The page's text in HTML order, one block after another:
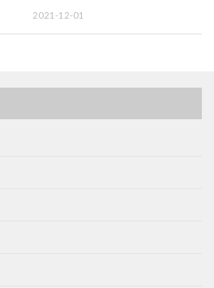
2021-12-01